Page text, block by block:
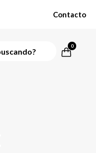
Contacto
0